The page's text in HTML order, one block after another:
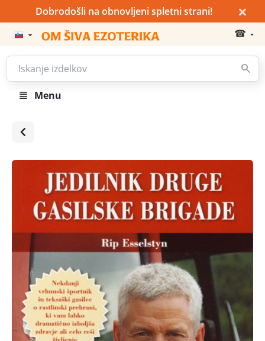
Dobrodošli na obnovljeni spletni strani! ×
☎
Menu